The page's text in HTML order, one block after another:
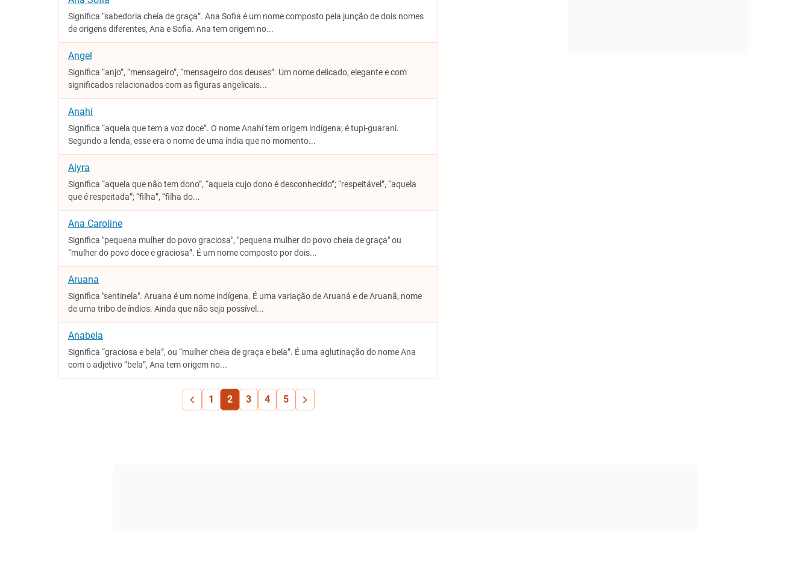
Significa “sabedoria cheia de graça”. Ana Sofia é um nome composto pela junção de dois nomes
de origens diferentes, Ana e Sofia. Ana tem origem no...
Angel
Significa “anjo”, “mensageiro”, “mensageiro dos deuses”. Um nome delicado, elegante e com
significados relacionados com as figuras angelicais...
Anahí
Significa “aquela que tem a voz doce”. O nome Anahí tem origem indígena; é tupi-guarani.
Segundo a lenda, esse era o nome de uma índia que no momento...
Aiyra
Significa “aquela que não tem dono”, “aquela cujo dono é desconhecido”; “respeitável”, “aquela
que é respeitada”; “filha”, “filha do...
Ana Caroline
Significa "pequena mulher do povo graciosa", "pequena mulher do povo cheia de graça" ou
“mulher do povo doce e graciosa”. É um nome composto por dois...
Aruana
Significa "sentinela". Aruana é um nome indígena. É uma variação de Aruaná e de Aruanã, nome
de uma tribo de índios. Ainda que não seja possível...
Anabela
Significa “graciosa e bela”, ou “mulher cheia de graça e bela”. É uma aglutinação do nome Ana
com o adjetivo “bela”, Ana tem origem no...
1 2 3 4 5